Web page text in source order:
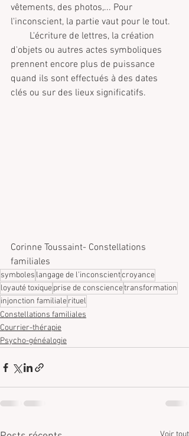
vêtements, des photos,... Pour
l'inconscient, la partie vaut pour le tout.
d'objets ou autres actes symboliques
prennent encore plus de puissance
quand ils sont effectués à des dates
clés ou sur des lieux significatifs.
Corinne Toussaint- Constellations
familiales
symboles langage de l'inconscientcroyance
loyauté toxiqueprise de consciencetransformation
injonction familialerituel
Constellations familiales
Courrier-thérapie
Psycho-généalogie